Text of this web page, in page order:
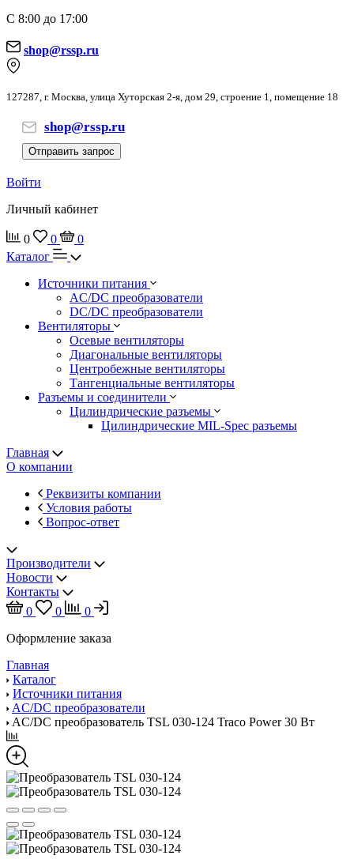
С 8:00 до 17:00
shop@rssp.ru
127287, г. Москва, улица Хуторская 2-я, дом 29, строение 1, помещение 18
shop@rssp.ru
Отправить запрос
Войти
Личный кабинет
0 0
0
Каталог
Источники питания
AC/DC преобразователи
DC/DC преобразователи
Вентиляторы
Осевые вентиляторы
Диагональные вентиляторы
Центробежные вентиляторы
Тангенциальные вентиляторы
Разъемы и соединители
Цилиндрические разъемы
Цилиндрические MIL-Spec разъемы
Главная
О компании
Реквизиты компании
Условия работы
Вопрос-ответ
Производители
Новости
Контакты
0
0
0
Оформление заказа
Главная
Каталог
Источники питания
AC/DC преобразователи
AC/DC преобразователь TSL 030-124 Traco Power 30 Вт